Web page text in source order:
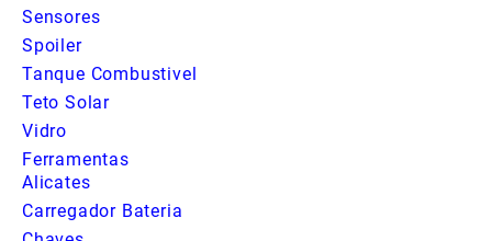
Sensores
Spoiler
Tanque Combustivel
Teto Solar
Vidro
Ferramentas
Alicates
Carregador Bateria